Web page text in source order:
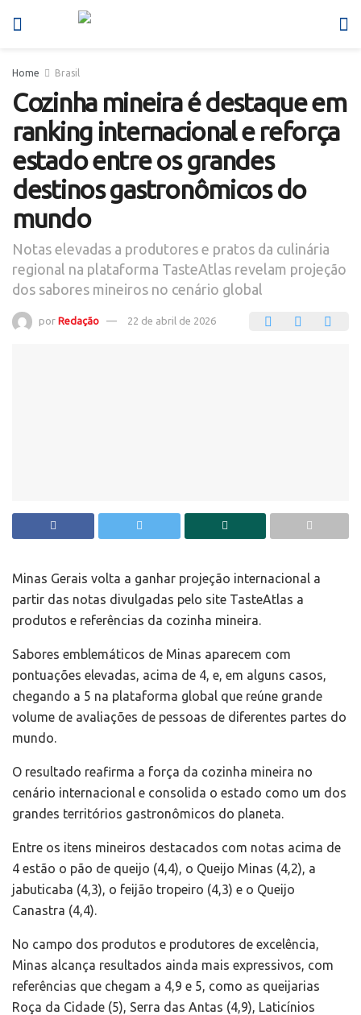
Home Brasil
Cozinha mineira é destaque em
ranking internacional e reforça
estado entre os grandes
destinos gastronômicos do
mundo
Notas elevadas a produtores e pratos da culinária
regional na plataforma TasteAtlas revelam projeção
dos sabores mineiros no cenário global
por Redação 22 de abril de 2026
Minas Gerais volta a ganhar projeção internacional a
partir das notas divulgadas pelo site TasteAtlas a
produtos e referências da cozinha mineira.
Sabores emblemáticos de Minas aparecem com
pontuações elevadas, acima de 4, e, em alguns casos,
chegando a 5 na plataforma global que reúne grande
volume de avaliações de pessoas de diferentes partes do
mundo.
O resultado reafirma a força da cozinha mineira no
cenário internacional e consolida o estado como um dos
grandes territórios gastronômicos do planeta.
Entre os itens mineiros destacados com notas acima de
4 estão o pão de queijo (4,4), o Queijo Minas (4,2), a
jabuticaba (4,3), o feijão tropeiro (4,3) e o Queijo
Canastra (4,4).
No campo dos produtos e produtores de excelência,
Minas alcança resultados ainda mais expressivos, com
referências que chegam a 4,9 e 5, como as queijarias
Roça da Cidade (5), Serra das Antas (4,9), Laticínios